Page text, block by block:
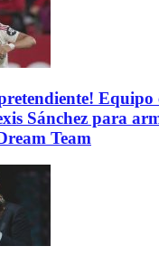
Equipo
Sánchez para
Team